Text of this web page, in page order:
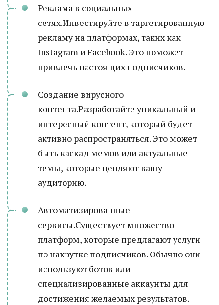
Реклама в социальных
сетях.Инвестируйте в таргетированную
рекламу на платформах, таких как
Instagram и Facebook. Это поможет
привлечь настоящих подписчиков.
Создание вирусного
контента.Разработайте уникальный и
интересный контент, который будет
активно распространяться. Это может
быть каскад мемов или актуальные
темы, которые цепляют вашу
аудиторию.
Автоматизированные
сервисы.Существует множество
платформ, которые предлагают услуги
по накрутке подписчиков. Обычно они
используют ботов или
специализированные аккаунты для
достижения желаемых результатов.